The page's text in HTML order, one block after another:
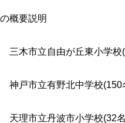
概要説明
三木市立自由が丘東小学校
神戸市立有野北中学校(150
天理市立丹波市小学校(32